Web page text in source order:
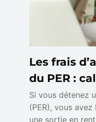
Les frais
du PER :
impact sur
Si vous détenez
(PER), vous
une sortie en